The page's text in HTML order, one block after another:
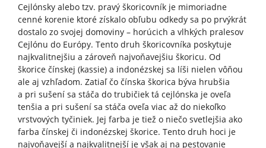
Cejlónsky alebo tzv. pravý škoricovník je mimoriadne
cenné korenie ktoré získalo obľubu odkedy sa po prvýkrát
dostalo zo svojej domoviny – horúcich a vlhkých pralesov
Cejlónu do Európy. Tento druh škoricovníka poskytuje
najkvalitnejšiu a zároveň najvoňavejšiu škoricu. Od
škorice čínskej (kassie) a indonézskej sa líši nielen vôňou
ale aj vzhľadom. Zatiaľ čo čínska škorica býva hrubšia
a pri sušení sa stáča do trubičiek tá cejlónska je oveľa
tenšia a pri sušení sa stáča oveľa viac až do niekoľko
vrstvových tyčiniek. Jej farba je tiež o niečo svetlejšia ako
farba čínskej či indonézskej škorice. Tento druh hoci je
najvoňavejší a najkvalitnejší je však aj na pestovanie